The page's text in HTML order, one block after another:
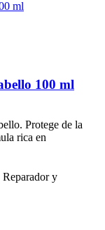
100 ml
Protege de la
rica en
y